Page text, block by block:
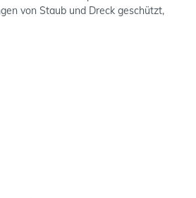
von Staub und Dreck geschützt,